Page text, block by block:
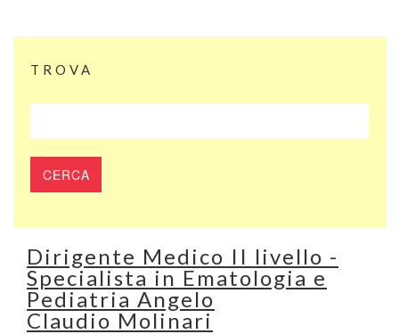
TROVA
Dirigente Medico II livello -
Specialista in Ematologia e
Pediatria Angelo
Claudio Molinari